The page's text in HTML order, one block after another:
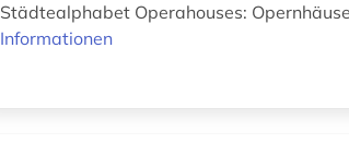
Städtealphabet Operahouses:
Informationen